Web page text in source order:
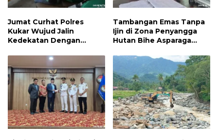
Jumat Curhat Polres
Kukar Wujud Jalin
Kedekatan Dengan
Tambangan Emas Tanpa
Ijin di Zona Penyangga
Hutan Bihe Asparaga
Keruh dan Wisata
Terancam